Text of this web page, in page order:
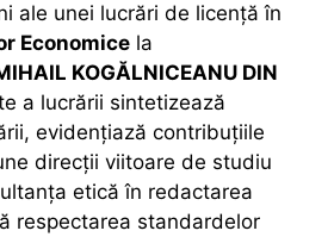
ale unei lucrări de licență în
Economice la
KOGĂLNICEANU DIN
a lucrării sintetizează
evidențiază contribuțiile
direcții viitoare de studiu
etică în redactarea
respectarea standardelor